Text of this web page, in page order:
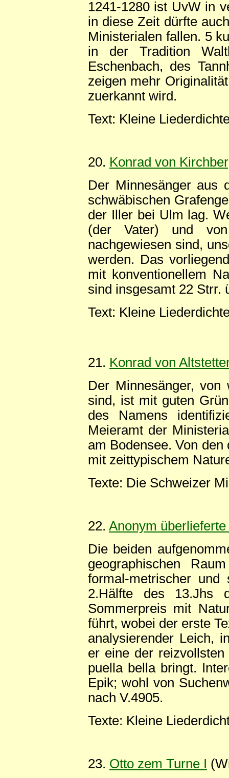
1241-1280 ist UvW in
in diese Zeit dürfte
Ministerialen fallen. 5
in der Tradition
Eschenbach, des
zeigen mehr
zuerkannt wird.
Text: Kleine
20. Konrad von
Der Minnesänger aus
schwäbischen
der Iller bei Ulm lag.
(der Vater) und
nachgewiesen sind,
werden. Das
mit konventionellem
sind insgesamt 22 Strr.
Text: Kleine
21. Konrad von
Der Minnesänger,
sind, ist mit guten
des Namens
Meieramt der
am Bodensee. Von
mit zeittypischem
Texte: Die Schweizer
22. Anonym
Die beiden
geographischen
formal-metrischer
2.Hälfte des 13.Jhs
Sommerpreis mit
führt, wobei der erste
analysierender Leich,
er eine der reizvollsten
puella bella bringt.
Epik; wohl von
nach V.4905.
Texte: Kleine
23. Otto zem Turne I